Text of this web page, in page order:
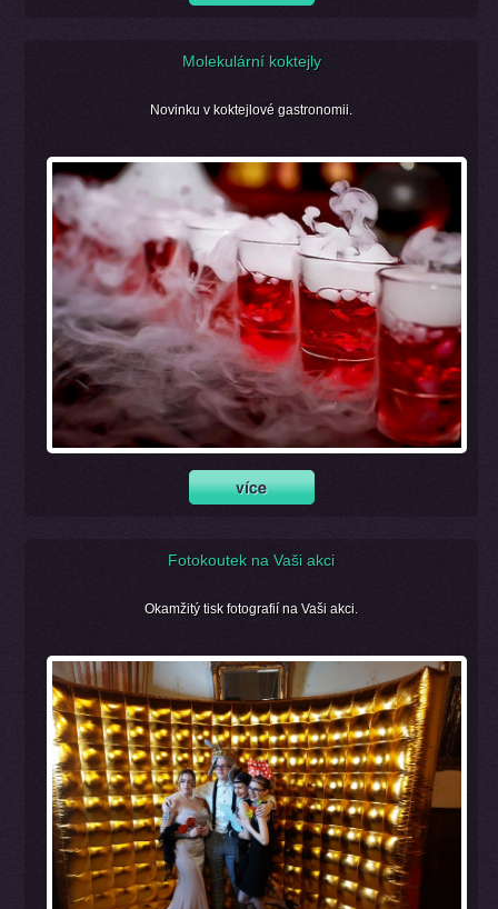
Molekulární koktejly
Novinku v koktejlové gastronomii.
Fotokoutek na Vaši akci
Okamžitý tisk fotografií na Vaši akci.